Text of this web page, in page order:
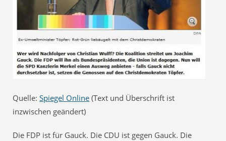
Quelle:Spiegel Online (Text und Überschrift ist
inzwischen geändert)
Die FDP ist für Gauck. Die CDU ist gegen Gauck. Die